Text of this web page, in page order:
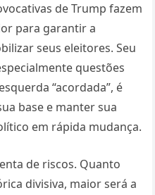
de Trump fazem
para garantir a
seus eleitores. Seu
questões
“acordada”, é
base e manter sua
em rápida mudança.
de riscos. Quanto
divisiva, maior será a